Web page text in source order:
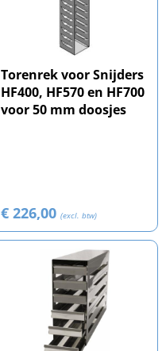
Torenrek voor Snijders
HF400, HF570 en HF700
voor 50 mm doosjes
€ 226,00 (excl. btw)